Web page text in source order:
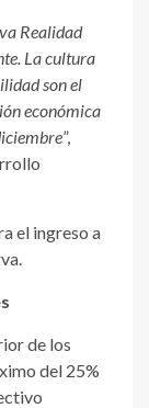
Realidad
La cultura
son el
económica
”,
el ingreso a
de los
del 25%